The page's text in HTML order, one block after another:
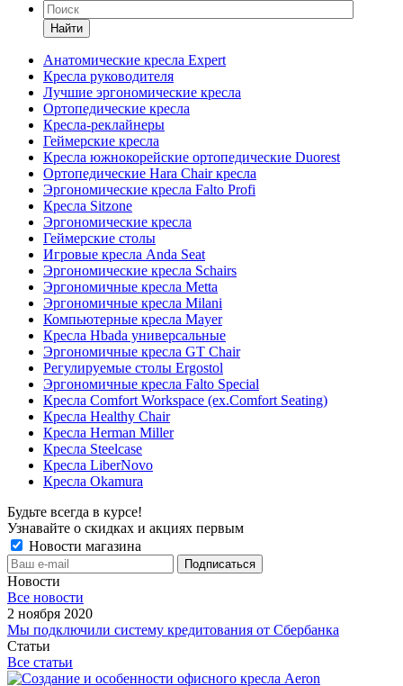
Найти
Анатомические кресла Expert
Кресла руководителя
Лучшие эргономические кресла
Ортопедические кресла
Кресла-реклайнеры
Геймерские кресла
Кресла южнокорейские ортопедические Duorest
Ортопедические Hara Chair кресла
Эргономические кресла Falto Profi
Кресла Sitzone
Эргономические кресла
Геймерские столы
Игровые кресла Anda Seat
Эргономические кресла Schairs
Эргономичные кресла Metta
Эргономичные кресла Milani
Компьютерные кресла Mayer
Кресла Hbada универсальные
Эргономичные кресла GT Chair
Регулируемые столы Ergostol
Эргономичные кресла Falto Special
Кресла Comfort Workspace (ex.Comfort Seating)
Кресла Healthy Chair
Кресла Herman Miller
Кресла Steelcase
Кресла LiberNovo
Кресла Okamura
Будьте всегда в курсе!
Узнавайте о скидках и акциях первым
Новости магазина
Новости
Все новости
2 ноября 2020
Мы подключили систему кредитования от Сбербанка
Статьи
Все статьи